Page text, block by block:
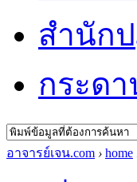
สำนัก
กระด
อาจารย์เจน.com › home